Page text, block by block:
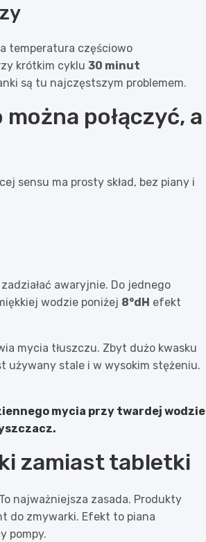
temperatura częściowo
krótkim cyklu 30 minut
są tu najczęstszym problemem.
połączyć, a
sensu ma prosty skład, bez piany i
awaryjnie. Do jednego
wodzie poniżej 8°dH efekt
mycia tłuszczu. Zbyt dużo kwasku
używany stale i w wysokim stężeniu.
mycia przy twardej wodzie
zamiast tabletki
To najważniejsza zasada. Produkty
do zmywarki. Efekt to piana
pompy.